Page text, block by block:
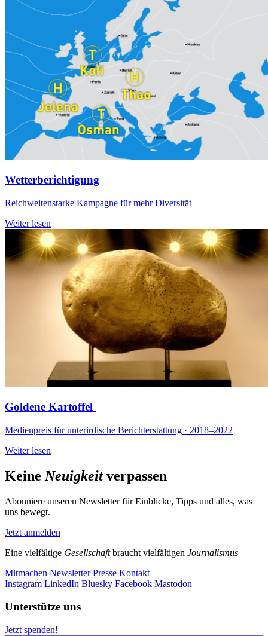
Wetterberichtigung
Reichweitenstarke Kampagne für mehr Diversität
Weiter lesen
Goldene Kartoffel
Medienpreis für unterirdische Berichterstattung · 2018–2022
Weiter lesen
Keine Neuigkeitverpassen
Abonniere unseren Newsletter für Einblicke, Tipps und alles, was
uns bewegt.
Jetzt anmelden
Eine vielfältige Gesellschaftbraucht vielfältigen Journalismus
Mitmachen Newsletter Presse Kontakt
Instagram LinkedIn Bluesky Facebook Mastodon
Unterstütze uns
Jetzt spenden!